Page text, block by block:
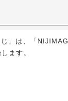
」は、「NIJIMAG
ます。